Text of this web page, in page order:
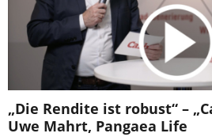
„Die Rendite ist robust“ –
Uwe Mahrt, Pangaea Life